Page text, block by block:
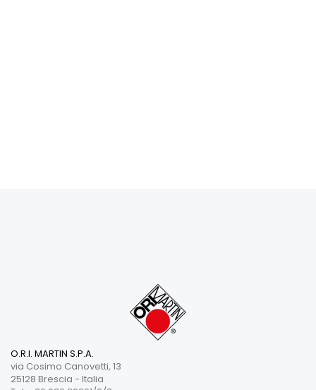
O.R.I. MARTIN S.P.A.
via Cosimo Canovetti, 13
25128 Brescia - Italia